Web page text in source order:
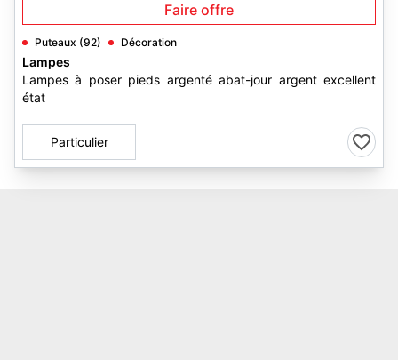
Faire offre
Puteaux (92) Décoration
Lampes
Lampes à poser pieds argenté abat-jour argent excellent
état
Particulier